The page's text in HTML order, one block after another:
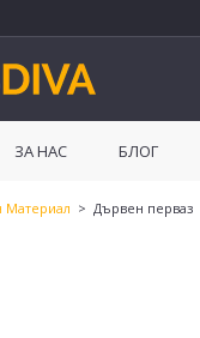
ЗА НАС БЛОГ
Материал > Дървен перваз